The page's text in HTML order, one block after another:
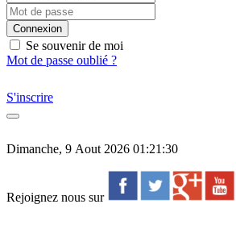
Connexion
Se souvenir de moi
Mot de passe oublié ?
S'inscrire
Dimanche, 9 Aout 2026 01:21:30
Rejoignez nous sur